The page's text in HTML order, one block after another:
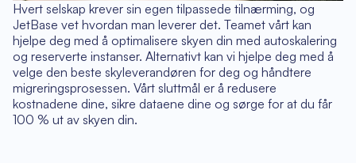
Hvert selskap krever sin egen tilpassede tilnærming, og
JetBase vet hvordan man leverer det. Teamet vårt kan
hjelpe deg med å optimalisere skyen din med autoskalering
og reserverte instanser. Alternativt kan vi hjelpe deg med å
velge den beste skyleverandøren for deg og håndtere
migreringsprosessen. Vårt sluttmål er å redusere
kostnadene dine, sikre dataene dine og sørge for at du får
100 % ut av skyen din.